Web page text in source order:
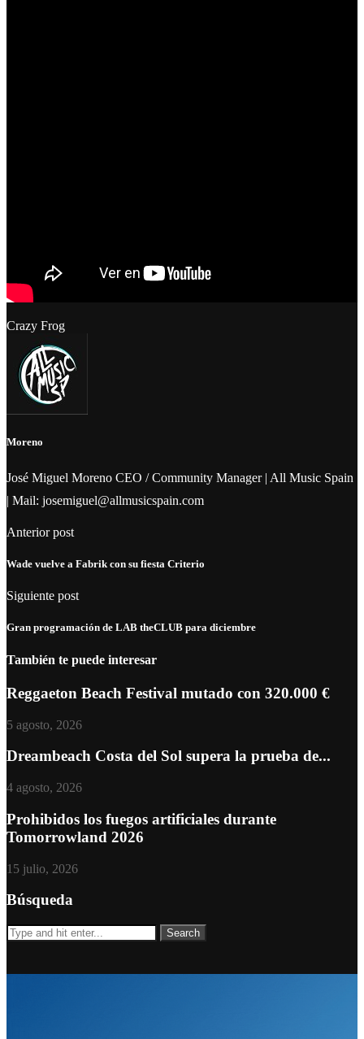
Crazy Frog
Moreno
José Miguel Moreno CEO / Community Manager | All Music Spain
| Mail: josemiguel@allmusicspain.com
Anterior post
Wade vuelve a Fabrik con su fiesta Criterio
Siguiente post
Gran programación de LAB theCLUB para diciembre
También te puede interesar
Reggaeton Beach Festival mutado con 320.000 €
5 agosto, 2026
Dreambeach Costa del Sol supera la prueba de...
4 agosto, 2026
Prohibidos los fuegos artificiales durante
Tomorrowland 2026
15 julio, 2026
Búsqueda